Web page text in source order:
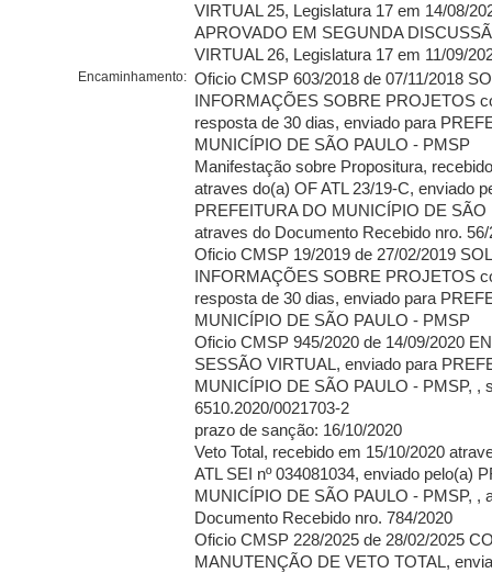
VIRTUAL 25, Legislatura 17 em 14/08/
APROVADO EM SEGUNDA
VIRTUAL 26, Legislatura 17 em 11/09/
Encaminhamento: Oficio CMSP 603/2018 de 07/11/2018
INFORMAÇÕES SOBRE PROJETOS
resposta de 30 dias, enviado para
MUNICÍPIO DE SÃO PAULO - PMSP
Manifestação sobre Propositura,
atraves do(a) OF ATL 23/19-C, enviado
PREFEITURA DO MUNICÍPIO DE SÃO
atraves do Documento Recebido nro. 56/
Oficio CMSP 19/2019 de 27/02/2019
INFORMAÇÕES SOBRE PROJETOS
resposta de 30 dias, enviado para
MUNICÍPIO DE SÃO PAULO - PMSP
Oficio CMSP 945/2020 de 14/09/2020
SESSÃO VIRTUAL, enviado para
MUNICÍPIO DE SÃO PAULO - PMSP, ,
6510.2020/0021703-2
prazo de sanção: 16/10/2020
Veto Total, recebido em 15/10/2020
ATL SEI nº 034081034, enviado pelo(a)
MUNICÍPIO DE SÃO PAULO - PMSP, ,
Documento Recebido nro. 784/2020
Oficio CMSP 228/2025 de 28/02/2025
MANUTENÇÃO DE VETO TOTAL,